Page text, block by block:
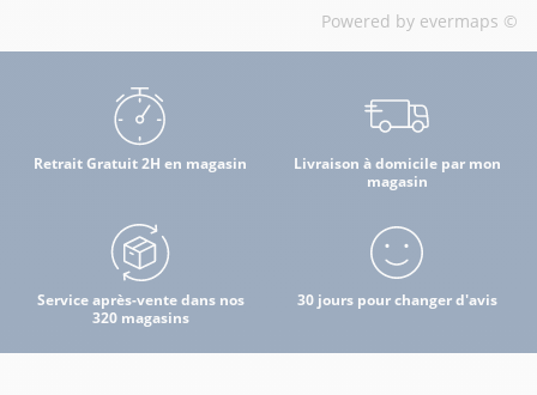
Powered by evermaps ©
Retrait Gratuit 2H en magasin
Livraison à domicile par mon
magasin
Service après-vente dans nos
320 magasins
30 jours pour changer d'avis